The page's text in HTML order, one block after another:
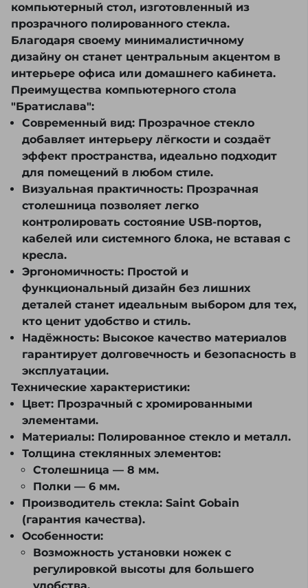
компьютерный стол, изготовленный из
прозрачного полированного стекла.
Благодаря своему минималистичному
дизайну он станет центральным акцентом в
интерьере офиса или домашнего кабинета.
Преимущества компьютерного стола
"Братислава":
Современный вид: Прозрачное стекло
добавляет интерьеру лёгкости и создаёт
эффект пространства, идеально подходит
для помещений в любом стиле.
Визуальная практичность: Прозрачная
столешница позволяет легко
контролировать состояние USB-портов,
кабелей или системного блока, не вставая с
кресла.
Эргономичность: Простой и
функциональный дизайн без лишних
деталей станет идеальным выбором для тех,
кто ценит удобство и стиль.
Надёжность: Высокое качество материалов
гарантирует долговечность и безопасность в
эксплуатации.
Технические характеристики:
Цвет: Прозрачный с хромированными
элементами.
Материалы: Полированное стекло и металл.
Толщина стеклянных элементов:
Столешница — 8 мм.
Полки — 6 мм.
Производитель стекла: Saint Gobain
(гарантия качества).
Особенности:
Возможность установки ножек с
регулировкой высоты для большего